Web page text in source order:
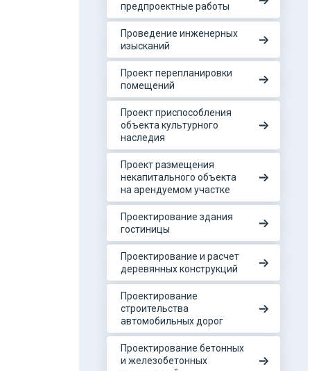
предпроектные работы
Проведение инженерных
изысканий
Проект перепланировки
помещений
Проект приспособления
объекта культурного
наследия
Проект размещения
некапитального объекта
на арендуемом участке
Проектирование здания
гостиницы
Проектирование и расчет
деревянных конструкций
Проектирование
строительства
автомобильных дорог
Проектирование бетонных
и железобетонных